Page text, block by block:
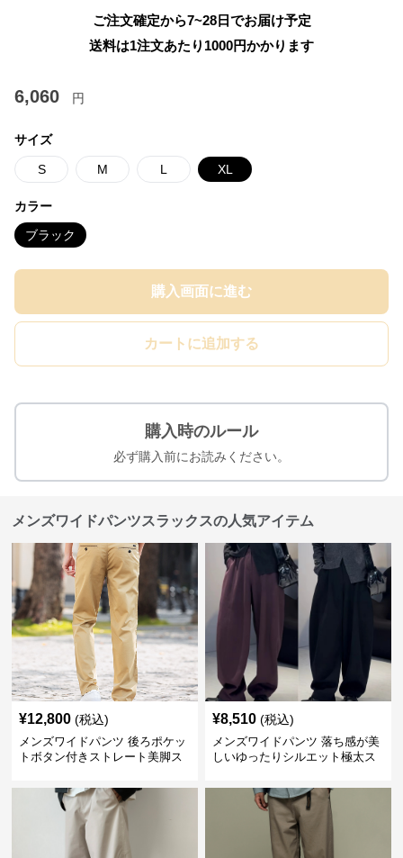
ご注文確定から7~28日でお届け予定
送料は1注文あたり 1000円かかります
6,060 円
サイズ
S M L XL
カラー
ブラック
購入画面に進む
カートに追加する
購入時のルール
必ず購入前にお読みください。
メンズワイドパンツスラックスの人気アイテム
¥12,800 (税込)
メンズワイドパンツ 後ろポケッ
トボタン付きストレート美脚ス
¥8,510 (税込)
メンズワイドパンツ 落ち感が美
しいゆったりシルエット極太ス